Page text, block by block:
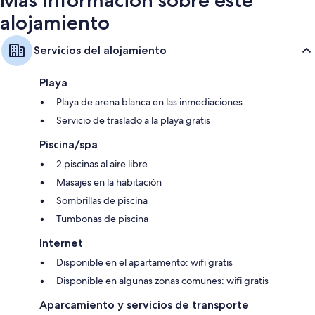
alojamiento
Servicios del alojamiento
Playa
Playa de arena blanca en las inmediaciones
Servicio de traslado a la playa gratis
Piscina/spa
2 piscinas al aire libre
Masajes en la habitación
Sombrillas de piscina
Tumbonas de piscina
Internet
Disponible en el apartamento: wifi gratis
Disponible en algunas zonas comunes: wifi gratis
Aparcamiento y servicios de transporte